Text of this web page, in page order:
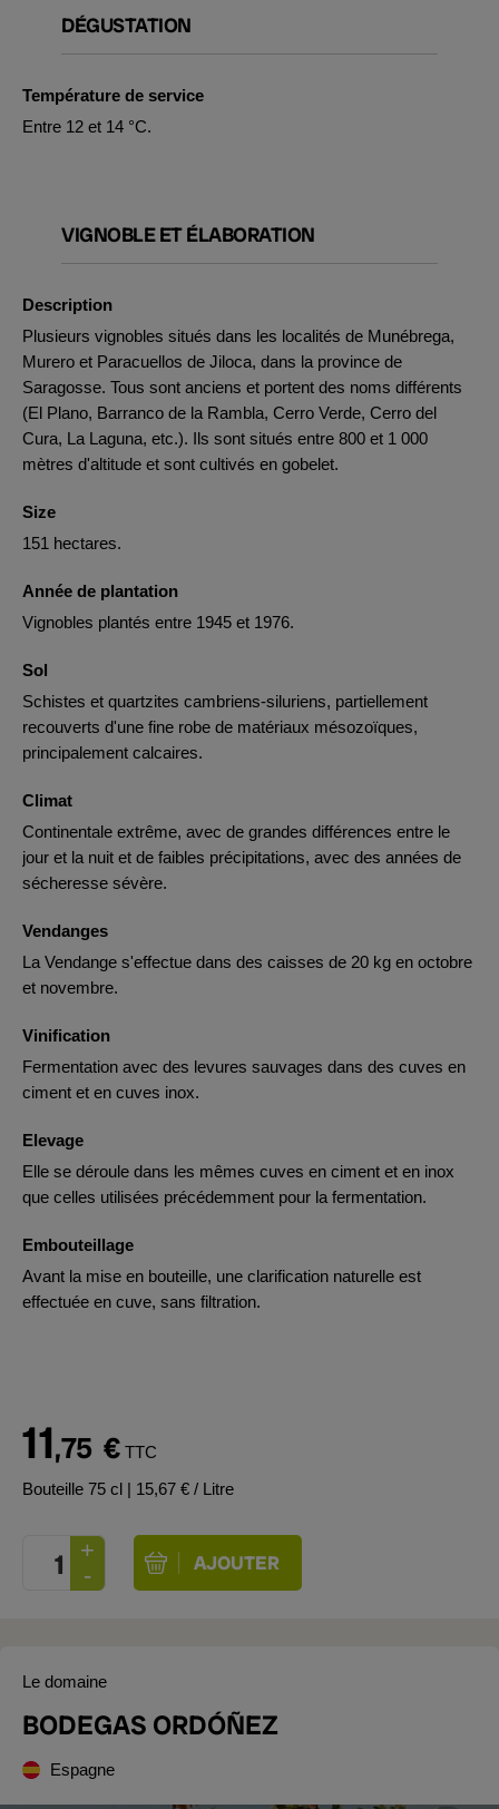
DÉGUSTATION
Température de service
Entre 12 et 14 °C.
VIGNOBLE ET ÉLABORATION
Description
Plusieurs vignobles situés dans les localités de Munébrega,
Murero et Paracuellos de Jiloca, dans la province de
Saragosse. Tous sont anciens et portent des noms différents
(El Plano, Barranco de la Rambla, Cerro Verde, Cerro del
Cura, La Laguna, etc.). Ils sont situés entre 800 et 1 000
mètres d'altitude et sont cultivés en gobelet.
Size
151 hectares.
Année de plantation
Vignobles plantés entre 1945 et 1976.
Sol
Schistes et quartzites cambriens-siluriens, partiellement
recouverts d'une fine robe de matériaux mésozoïques,
principalement calcaires.
Climat
Continentale extrême, avec de grandes différences entre le
jour et la nuit et de faibles précipitations, avec des années de
sécheresse sévère.
Vendanges
La Vendange s'effectue dans des caisses de 20 kg en octobre
et novembre.
Vinification
Fermentation avec des levures sauvages dans des cuves en
ciment et en cuves inox.
Elevage
Elle se déroule dans les mêmes cuves en ciment et en inox
que celles utilisées précédemment pour la fermentation.
Embouteillage
Avant la mise en bouteille, une clarification naturelle est
effectuée en cuve, sans filtration.
11,75 € TTC
Bouteille 75 cl | 15,67 € / Litre
Le domaine
BODEGAS ORDÓÑEZ
Espagne